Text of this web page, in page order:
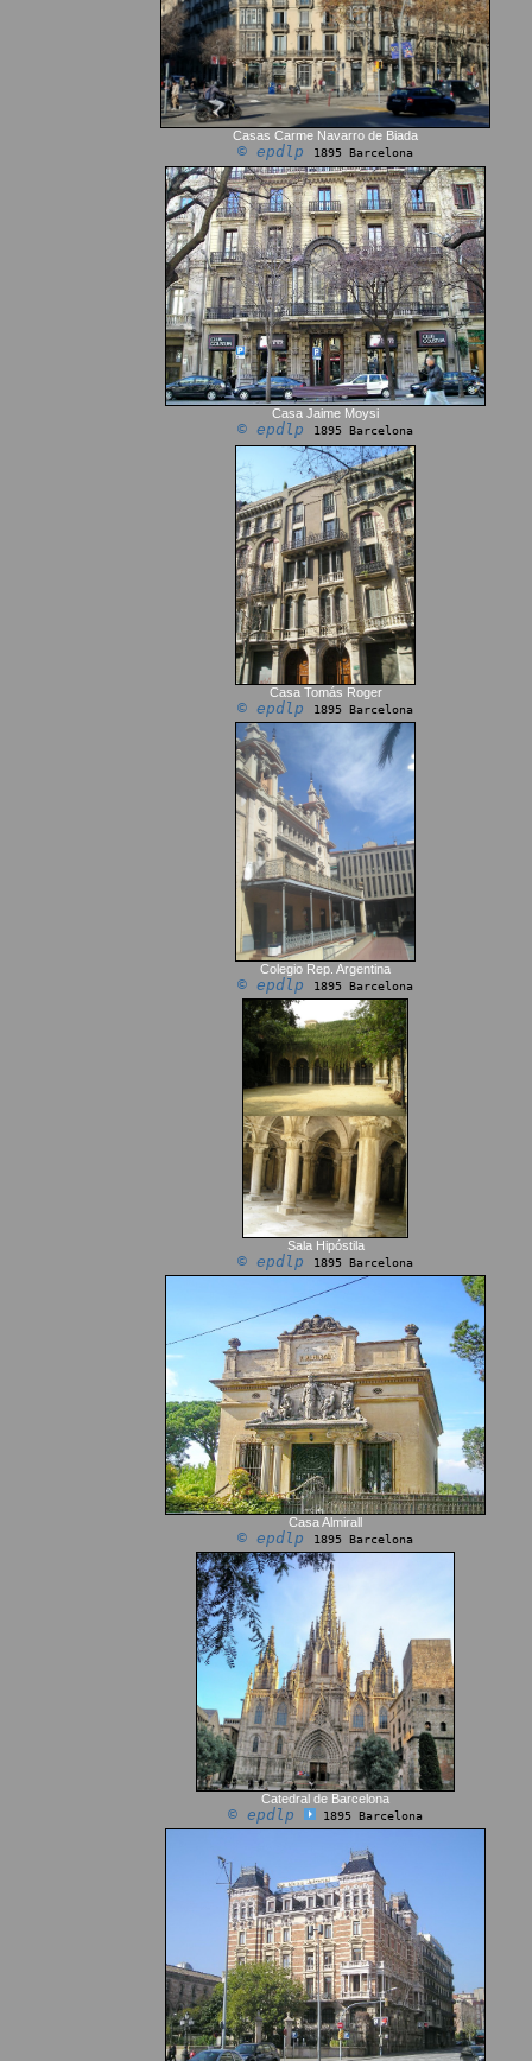
Casas Carme Navarro de Biada
© epdlp 1895 Barcelona
Casa Jaime Moysi
© epdlp 1895 Barcelona
Casa Tomás Roger
© epdlp 1895 Barcelona
Colegio Rep. Argentina
© epdlp 1895 Barcelona
Sala Hipóstila
© epdlp 1895 Barcelona
Casa Almirall
© epdlp 1895 Barcelona
Catedral de Barcelona
© epdlp 1895 Barcelona